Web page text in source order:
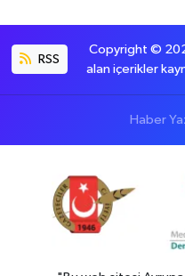
RSS
Copyright ©
alan içerikler
Haber